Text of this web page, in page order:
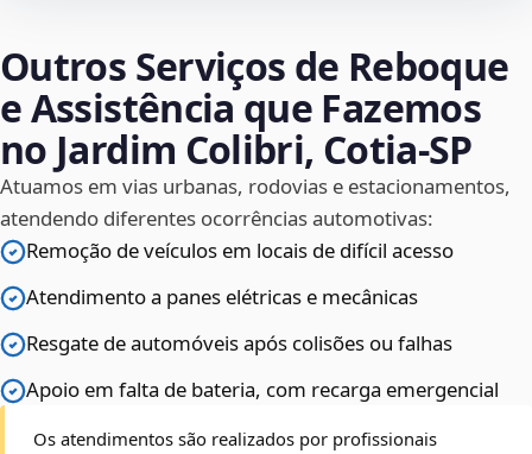
Outros Serviços de Reboque
e Assistência que Fazemos
no Jardim Colibri, Cotia‑SP
Atuamos em vias urbanas, rodovias e estacionamentos,
atendendo diferentes ocorrências automotivas:
Remoção de veículos em locais de difícil acesso
Atendimento a panes elétricas e mecânicas
Resgate de automóveis após colisões ou falhas
Apoio em falta de bateria, com recarga emergencial
Os atendimentos são realizados por profissionais